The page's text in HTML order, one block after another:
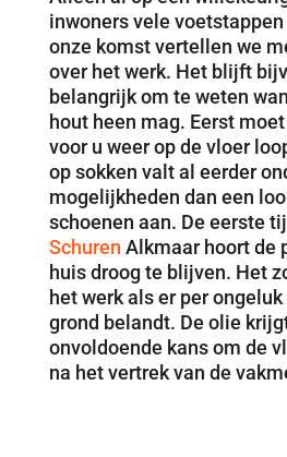
inwoners vele
onze komst vertellen we
over het werk. Het blijft
belangrijk om te weten
hout heen mag. Eerst
voor u weer op de vloer
op sokken valt al eerder
mogelijkheden dan een
schoenen aan. De eerste
Schuren Alkmaar hoort de
huis droog te blijven. Het
het werk als er per
grond belandt. De olie
onvoldoende kans om de
na het vertrek van de